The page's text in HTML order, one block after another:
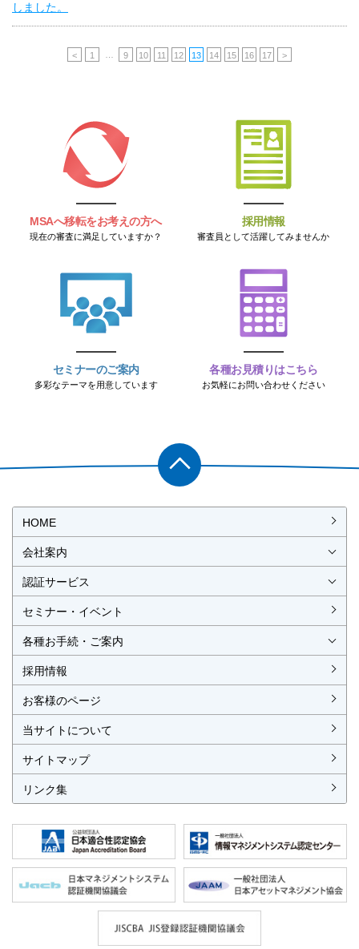
しました。
< 1 9 10 11 12 13 14 15 16 17 >
MSAへ移転をお考えの方へ
現在の審査に満足していますか？
採用情報
審査員として活躍してみませんか
セミナーのご案内
多彩なテーマを用意しています
各種お見積りはこちら
お気軽にお問い合わせください
HOME
会社案内
認証サービス
ISO認証（マネジメントシステム）
ISO 9001 （品質）
ISO 14001（環境）
ISO 55001（アセット）
ISO 45001（労働安全衛生）
ISO 27001（情報セキュリティ）
MSAの審査認証
ISOとは？
JIS製品認証
JIS製品認証の手続き
認証リスト
セミナー・イベント
各種お手続・ご案内
採用情報
お客様のページ
当サイトについて
サイトマップ
リンク集